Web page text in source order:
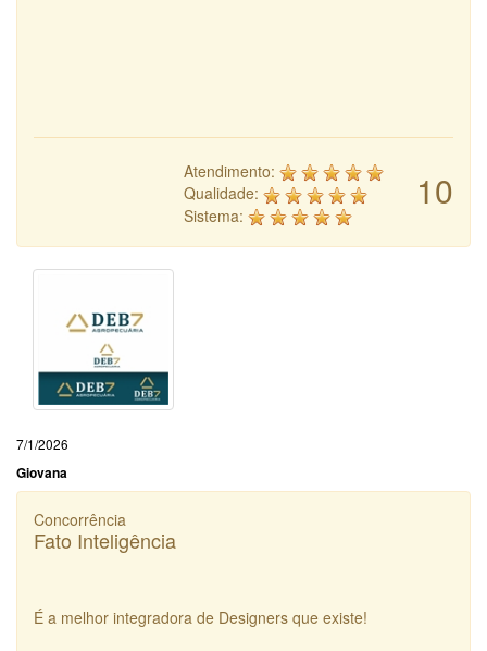
10
Atendimento:
Qualidade:
Sistema:
7/1/2026
Giovana
Concorrência
Fato Inteligência
É a melhor integradora de Designers que existe!